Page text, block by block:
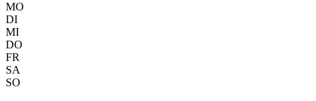
MO
DI
MI
DO
FR
SA
SO